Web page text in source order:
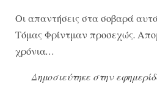
Οι απαντήσεις στα σοβαρά
Τόμας Φρίντμαν προσεχώς.
χρόνια…
Δημοσιεύτηκε στην